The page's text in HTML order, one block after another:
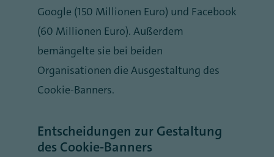
Google (150 Millionen Euro) und Facebook
(60 Millionen Euro). Außerdem
bemängelte sie bei beiden
Organisationen die Ausgestaltung des
Cookie-Banners.
Entscheidungen zur Gestaltung
des Cookie-Banners